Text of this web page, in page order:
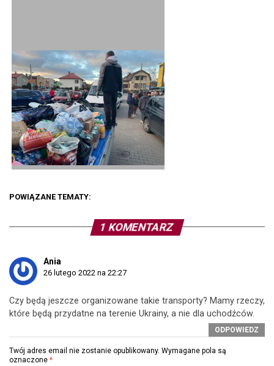
POWIĄZANE TEMATY:
1 KOMENTARZ
Ania
26 lutego 2022 na 22:27
Czy będą jeszcze organizowane takie transporty? Mamy rzeczy,
które będą przydatne na terenie Ukrainy, a nie dla uchodźców.
ODPOWIEDZ
Twój adres email nie zostanie opublikowany. Wymagane pola są
oznaczone *